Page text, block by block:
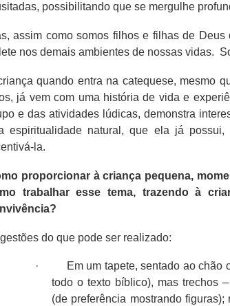
possibilitando que se mergulhe
assim como somos filhos e filhas de
nos demais ambientes de nossas vidas.
quando entra na catequese, mesmo
já vem com uma história de vida e
e das atividades lúdicas, demonstra
espiritualidade natural, que ela já
la.
proporcionar à criança pequena,
trabalhar esse tema, trazendo à
do que pode ser realizado:
·
Em um tapete, sentado ao
todo o texto bíblico), mas trechos
(de preferência mostrando